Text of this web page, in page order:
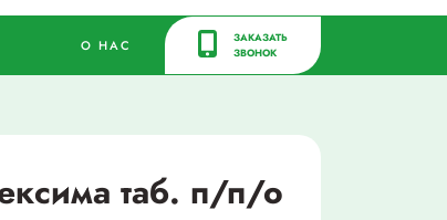
О НАС
ЗАКАЗАТЬ
ЗВОНОК
таб. п/п/о